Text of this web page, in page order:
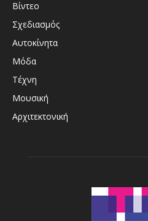
Βίντεο
Σχεδιασμός
Αυτοκίνητα
Μόδα
Τέχνη
Μουσική
Αρχιτεκτονική